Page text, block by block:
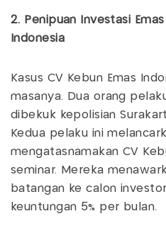
2. Penipuan Investasi
Indonesia
Kasus CV Kebun Emas
masanya. Dua orang
dibekuk kepolisian
Kedua pelaku ini
mengatasnamakan CV
seminar. Mereka
batangan ke calon
keuntungan 5% per bulan.